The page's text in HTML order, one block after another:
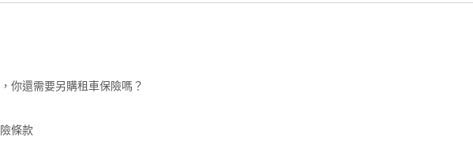
你還需要另購租車保險嗎？
條款